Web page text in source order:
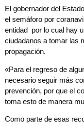
El gobernador del
el semáforo por
entidad por lo cual hay
ciudadanos a tomar las
propagación.
«Para el regreso de
necesario seguir más
prevención, por que el
toma esto de manera
Como parte de esas